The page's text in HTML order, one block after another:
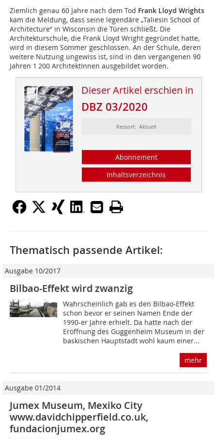
Ziemlich genau 60 Jahre nach dem Tod Frank Lloyd Wrights
kam die Meldung, dass seine ­legendäre „Taliesin School of
Architecture“ in Wisconsin die Türen schließt. Die
Architekturschule, die Frank Lloyd Wright gegründet hatte,
wird in diesem Sommer geschlossen. An der Schule, deren
weitere Nutzung ungewiss ist, sind in den vergangenen 90
Jahren 1 200 ArchitektInnen ausgebildet worden.
Dieser Artikel erschien in
DBZ 03/2020
Ressort: Aktuell
Abonnement
Inhaltsverzeichnis
Thematisch passende Artikel:
Ausgabe 10/2017
Bilbao-Effekt wird zwanzig
Wahrscheinlich gab es den Bilbao-Effekt
schon bevor er seinen Namen Ende der
1990-er Jahre erhielt. Da hatte nach der
Eröffnung des Guggenheim Museum in der
baskischen Hauptstadt wohl kaum einer...
mehr
Ausgabe 01/2014
Jumex Museum, Mexiko City
www.davidchipperfield.co.uk,
fundacionjumex.org